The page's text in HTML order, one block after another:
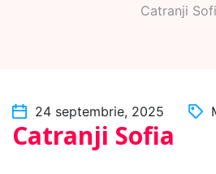
Catranji
24 septembrie, 2025
Catranji Sofia